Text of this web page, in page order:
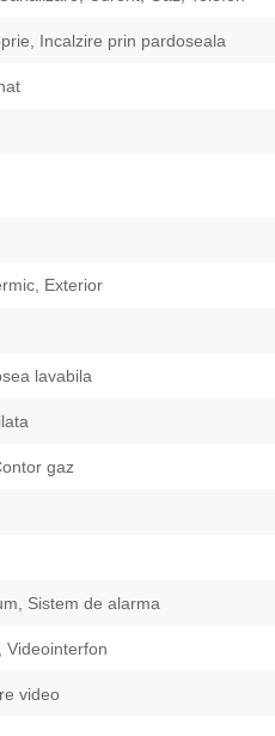
Incalzire prin pardoseala
Exterior
lavabila
gaz
Sistem de alarma
Videointerfon
video